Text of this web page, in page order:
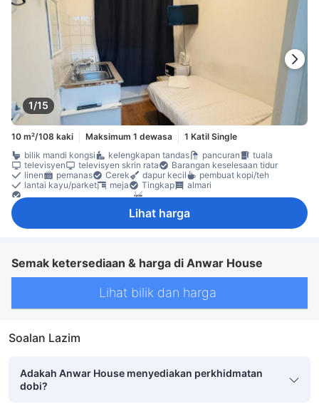
1/15
10 m²/108 kaki Maksimum 1 dewasa
1 Katil Single
bilik mandi kongsi
kelengkapan tandas pancuran
tuala
televisyen
televisyen skrin rata
Barangan keselesaan tidur
linen
pemanas Cerek dapur kecil
pembuat kopi/teh
lantai kayu/parket
meja Tingkap
almari
Lihat harga
Semak ketersediaan & harga di Anwar House
Lihat bilik dan harga
Soalan Lazim
Adakah Anwar House menyediakan perkhidmatan
dobi?